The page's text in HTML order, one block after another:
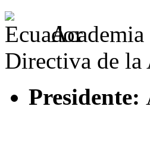
Directiva de la
Presidente: